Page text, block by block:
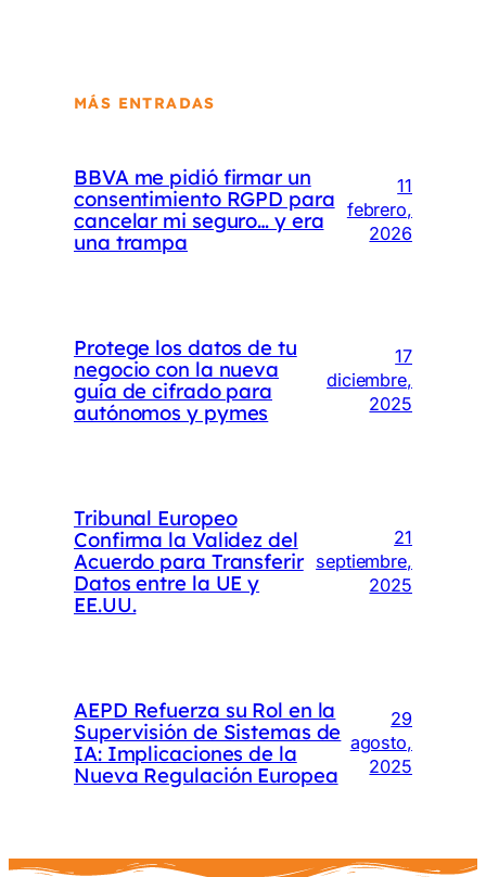
MÁS ENTRADAS
BBVA me pidió firmar un
consentimiento RGPD para
cancelar mi seguro… y era
una trampa
11
febrero,
2026
Protege los datos de tu
negocio con la nueva
guía de cifrado para
autónomos y pymes
17
diciembre,
2025
Tribunal Europeo
Confirma la Validez del
Acuerdo para Transferir
Datos entre la UE y
EE.UU.
21
septiembre,
2025
AEPD Refuerza su Rol en la
Supervisión de Sistemas de
IA: Implicaciones de la
Nueva Regulación Europea
29
agosto,
2025